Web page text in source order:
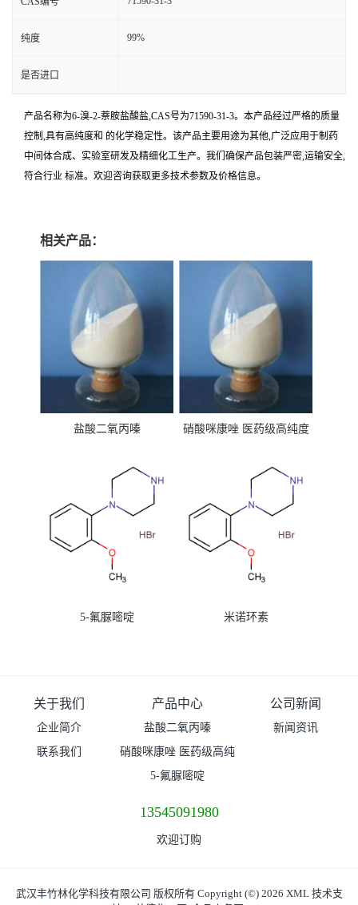
纯度 99%
是否进口
产品名称为6-溴-2-萘胺盐酸盐,CAS号为71590-31-3。本产品经过严格的质量
控制,具有高纯度和 的化学稳定性。该产品主要用途为其他,广泛应用于制药
中间体合成、实验室研发及精细化工生产。我们确保产品包装严密,运输安全,
符合行业 标准。欢迎咨询获取更多技术参数及价格信息。
相关产品：
盐酸二氧丙嗪
硝酸咪康唑 医药级高纯度
5-氟脲嘧啶 米诺环素
关于我们
企业简介
联系我们
产品中心
盐酸二氧丙嗪
硝酸咪康唑 医药级高纯
度99%原粉
5-氟脲嘧啶
公司新闻
新闻资讯
13545091980
欢迎订购
武汉丰竹林化学科技有限公司 版权所有 Copyright (©) 2026 XML技术支